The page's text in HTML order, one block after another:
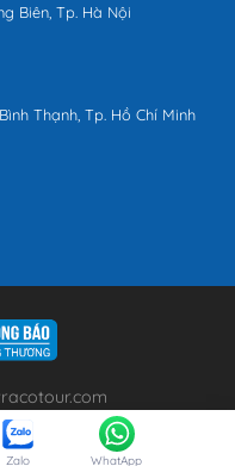
Biên, Tp. Hà Nội
Thạnh, Tp. Hồ Chí Minh
Zalo WhatApp